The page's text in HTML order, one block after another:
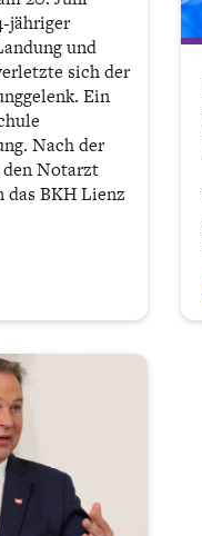
jähriger
und
sich der
Ein
Nach der
Notarzt
das BKH Lienz